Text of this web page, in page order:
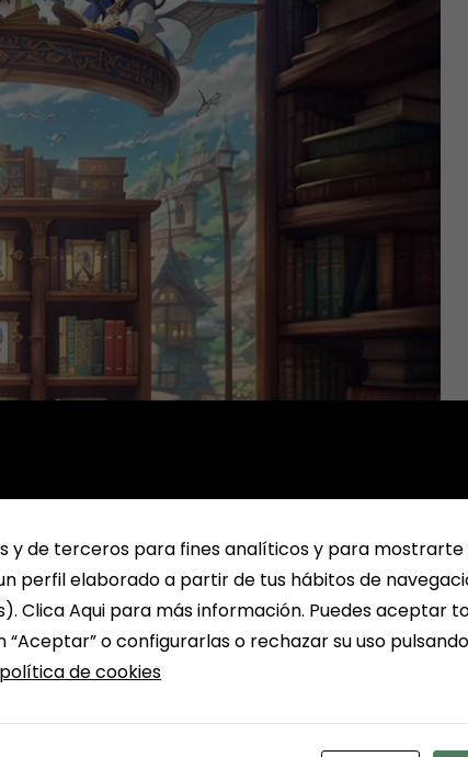
y de terceros para fines analíticos y para
perfil elaborado a partir de tus hábitos de
Clica Aqui para más información. Puedes aceptar
o configurarlas o rechazar su uso
de cookies